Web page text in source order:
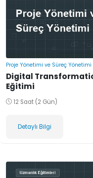
Proje Yönetimi ve Süreç Yönetimi
Digital
Eğitimi
12 Saat (2 Gün)
Detaylı Bilgi